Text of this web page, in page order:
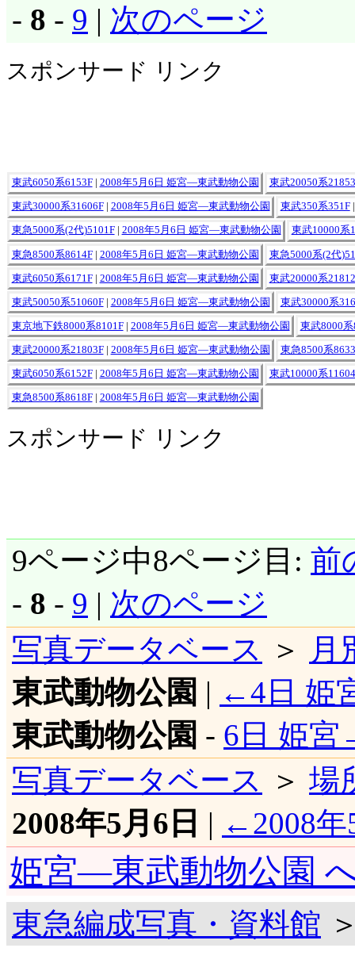
- 8 - 9 | 次のページ
スポンサード リンク
東武6050系6153F| 2008年5月6日 姫宮―東武動物公園 東武20050系
東武30000系31606F| 2008年5月6日 姫宮―東武動物公園 東武350系351F
東急5000系(2代)5101F| 2008年5月6日 姫宮―東武動物公園 東武10000系
東急8500系8614F| 2008年5月6日 姫宮―東武動物公園 東急5000系(2代
東武6050系6171F| 2008年5月6日 姫宮―東武動物公園 東武20000系
東武50050系51060F| 2008年5月6日 姫宮―東武動物公園 東武30000系
東京地下鉄8000系8101F| 2008年5月6日 姫宮―東武動物公園 東武8000系
東武20000系21803F| 2008年5月6日 姫宮―東武動物公園 東急8500系
東武6050系6152F| 2008年5月6日 姫宮―東武動物公園 東武10000系
東急8500系8618F| 2008年5月6日 姫宮―東武動物公園
スポンサード リンク
9ページ中8ページ目: 前
- 8 - 9 | 次のページ
写真データベース
＞
月
東武動物公園 | ←4日 姫
東武動物公園 - 6日 姫
写真データベース
＞ 場
2008年5月6日 | ←2008年
姫宮―東武動物公園
東急編成写真・資料館